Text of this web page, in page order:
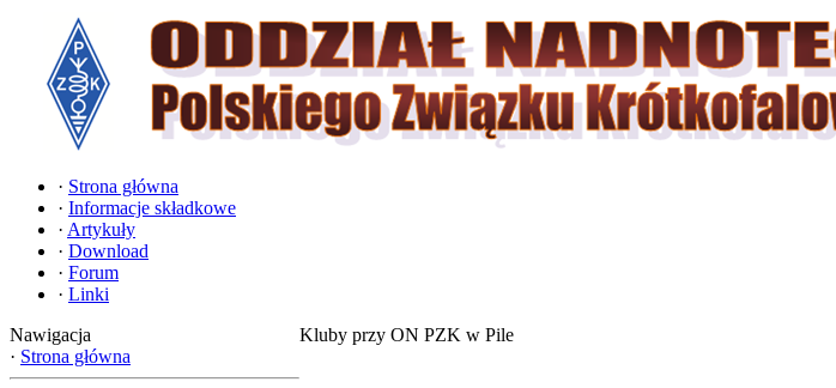
· Strona główna
· Informacje składkowe
· Artykuły
· Download
· Forum
· Linki
Nawigacja
· Strona główna
Kluby przy ON PZK w Pile